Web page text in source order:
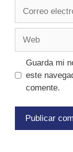
Guarda mi
este
comente.